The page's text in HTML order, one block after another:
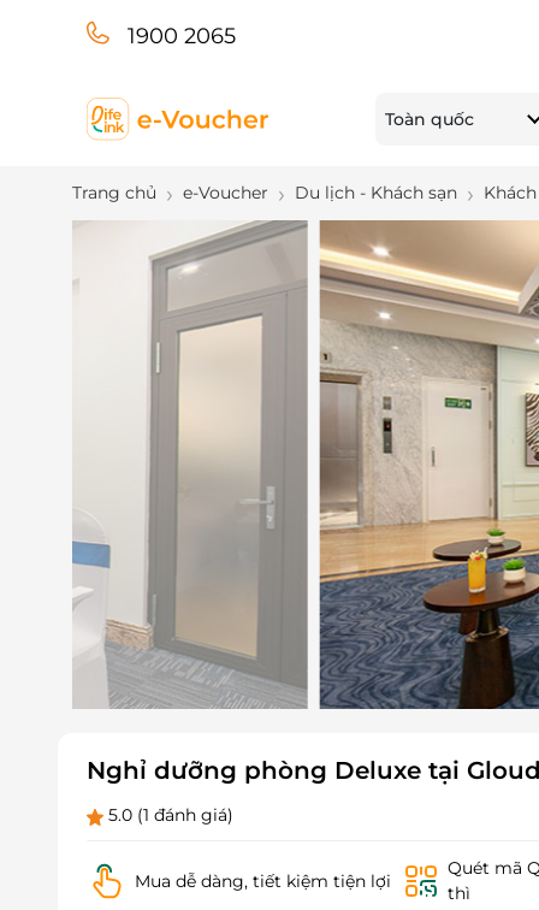
1900 2065
Toàn quốc
Trang chủ e-Voucher Du lịch - Khách sạn
Nghỉ dưỡng phòng Deluxe tại
5.0 (1 đánh giá)
Mua dễ dàng, tiết kiệm tiện lợi
Quét mã
thì